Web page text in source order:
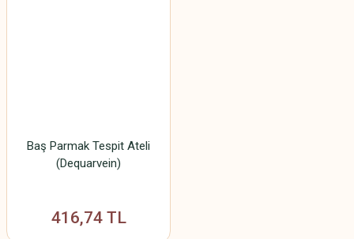
Baş Parmak Tespit Ateli
(Dequarvein)
416,74 TL